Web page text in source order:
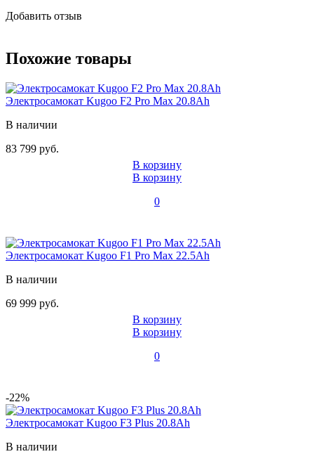
Добавить отзыв
Похожие товары
Электросамокат Kugoo F2 Pro Max 20.8Ah
В наличии
83 799 руб.
В корзину
В корзину
0
Электросамокат Kugoo F1 Pro Max 22.5Ah
В наличии
69 999 руб.
В корзину
В корзину
0
-22%
Электросамокат Kugoo F3 Plus 20.8Ah
В наличии